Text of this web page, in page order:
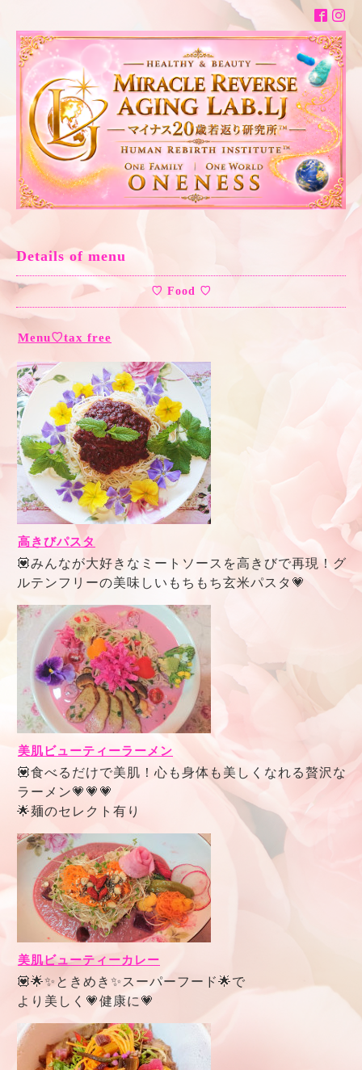
Details of menu
♡ Food ♡
Menu♡tax free
高きびパスタ
💟みんなが大好きなミートソースを高きびで再現！グ
ルテンフリーの美味しいもちもち玄米パスタ💗
美肌ビューティーラーメン
💟食べるだけで美肌！心も身体も美しくなれる贅沢な
ラーメン💗💗💗
🌟麺のセレクト有り
美肌ビューティーカレー
💟🌟✨ときめき✨スーパーフード🌟で
より美しく💗健康に💗